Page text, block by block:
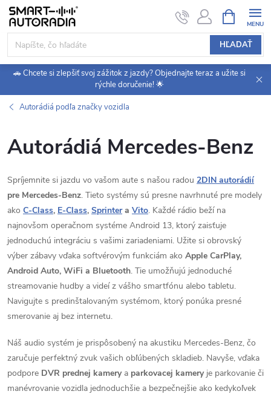
Prejsť
obsah
HĽADAŤ
KOŠÍK
🚗 Chcete si zlepšiť svoj zážitok z jazdy? Objednajte teraz a užite si
rýchle doručenie! 🌟
Autorádiá podľa značky vozidla
Autorádiá Mercedes-Benz
Spríjemnite si jazdu vo vašom aute s našou radou 2DIN autorádií
pre Mercedes-Benz. Tieto systémy sú presne navrhnuté pre modely
ako C-Class, E-Class, Sprintera Vito. Každé rádio beží na
najnovšom operačnom systéme Android 13, ktorý zaisťuje
jednoduchú integráciu s vašimi zariadeniami. Užite si obrovský
výber zábavy vďaka softvérovým funkciám ako Apple CarPlay,
Android Auto, WiFi a Bluetooth. Tie umožňujú jednoduché
streamovanie hudby a videí z vášho smartfónu alebo tabletu.
Navigujte s predinštalovaným systémom, ktorý ponúka presné
smerovanie aj bez internetu.
Náš audio systém je prispôsobený na akustiku Mercedes-Benz, čo
zaručuje perfektný zvuk vašich obľúbených skladieb. Navyše, vďaka
podpore DVR prednej kamerya parkovacej kameryje parkovanie či
manévrovanie vozidla jednoduchšie a bezpečnejšie ako kedykoľvek